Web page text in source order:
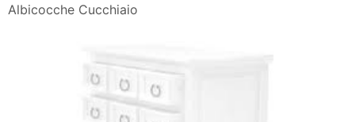
Albicocche Cucchiaio